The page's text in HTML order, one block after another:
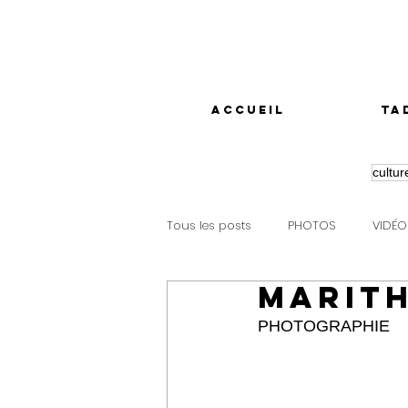
accueil
Tous les posts PHOTOS
PHOTOGRAPHIE